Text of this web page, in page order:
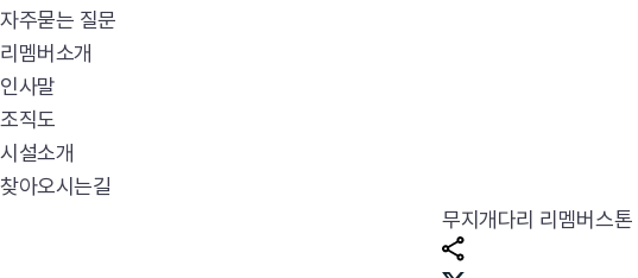
자주묻는 질문
리멤버소개
인사말
조직도
시설소개
찾아오시는길
무지개다리 리멤버스톤